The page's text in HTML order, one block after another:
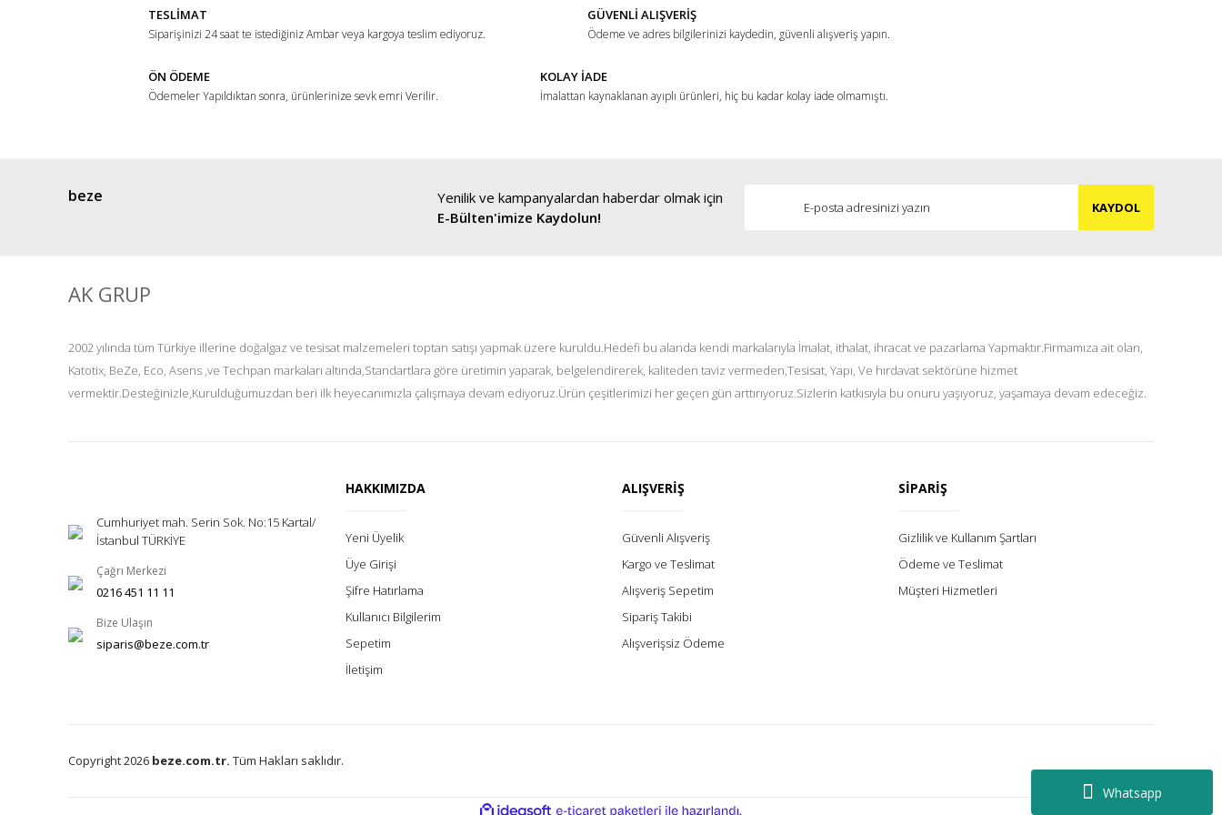
Whatsapp
Ürün bilgilerinde hatalar bulunuyor.
Bu ürüne benzer farklı alternatifler olmalı.
Gönder
TESLİMAT
Siparişinizi 24 saat te istediğiniz Ambar veya kargoya teslim ediyoruz.
GÜVENLİ ALIŞVERİŞ
Ödeme ve adres bilgilerinizi kaydedin, güvenli alışveriş yapın.
ÖN ÖDEME
Ödemeler Yapıldıktan sonra, ürünlerinize sevk emri Verilir.
KOLAY İADE
İmalattan kaynaklanan ayıplı ürünleri, hiç bu kadar kolay iade olmamıştı.
beze
Yenilik ve kampanyalardan haberdar olmak için
E-Bülten'imize Kaydolun!
KAYDOL
AK GRUP
2002 yılında tüm Türkiye illerine doğalgaz ve tesisat malzemeleri toptan satışı yapmak üzere kuruldu.Hedefi bu alanda kendi markalarıyla İmalat, ithalat, ihracat ve pazarlama Yapmaktır.Firmamıza ait olan,
Katotix, BeZe, Eco, Asens ,ve Techpan markaları altında,Standartlara göre üretimin yaparak, belgelendirerek, kaliteden taviz vermeden,Tesisat, Yapı, Ve hırdavat sektörüne hizmet
vermektir.Desteğinizle,Kurulduğumuzdan beri ilk heyecanımızla çalışmaya devam ediyoruz.Ürün çeşitlerimizi her geçen gün arttırıyoruz.Sizlerin katkısıyla bu onuru yaşıyoruz, yaşamaya devam edeceğiz.
Cumhuriyet mah. Serin Sok. No:15 Kartal/
İstanbul TÜRKİYE
Çağrı Merkezi
0216 451 11 11
Bize Ulaşın
siparis@beze.com.tr
HAKKIMIZDA
Yeni Üyelik
Üye Girişi
Şifre Hatırlama
Kullanıcı Bilgilerim
Sepetim
İletişim
ALIŞVERİŞ
Güvenli Alışveriş
Kargo ve Teslimat
Alışveriş Sepetim
Sipariş Takibi
Alışverişsiz Ödeme
SİPARİŞ
Gizlilik ve Kullanım Şartları
Ödeme ve Teslimat
Müşteri Hizmetleri
Copyright 2026 beze.com.tr. Tüm Hakları saklıdır.
ideasoft e-